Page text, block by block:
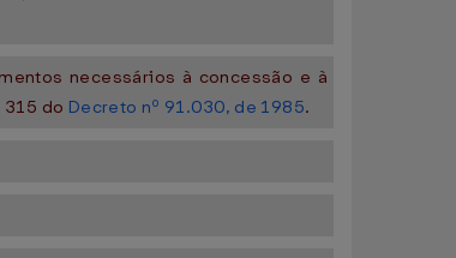
necessários à concessão e à
do Decreto nº 91.030, de 1985.